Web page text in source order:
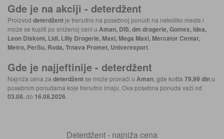
Gde je na akciji - deterdžent
Proizvod deterdžent je trenutno na posebnoj ponudi na nekoliko mesta i
može se kupiti po sniženoj ceni u Aman, DIS, dm drogerie, Gomex, Idea,
Leon Diskont, Lidl, Lilly Drogerie, Maxi, Mega Maxi, Mercator Centar,
Metro, PerSu, Roda, Trnava Promet, Univerexport
Gde je najjeftinije - deterdžent
Najniža cena za deterdžentse može pronaći u Aman , gde košta 79,99 din u
posebnim ponudama koje trenutno imaju. Ova posebna ponuda važi od
03.08.do 16.08.2026
Deterdžent - najniža cena